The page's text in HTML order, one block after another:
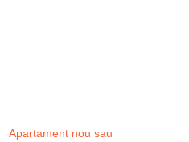
Apartament nou sau